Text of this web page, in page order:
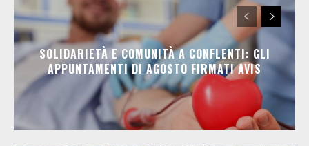
SOLIDARIETÀ E COMUNITÀ A CONFLENTI: GLI
APPUNTAMENTI DI AGOSTO FIRMATI AVIS